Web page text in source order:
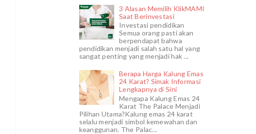
3 Alasan Memilih KlikMAMI
Saat Berinvestasi
Investasi pendidikan
Semua orang pasti akan
berpendapat bahwa
pendidikan menjadi salah satu hal yang
sangat penting yang menjadi hak ...
Berapa Harga Kalung Emas
24 Karat? Simak Informasi
Lengkapnya di Sini
Mengapa Kalung Emas 24
Karat The Palace Menjadi
Pilihan Utama?Kalung emas 24 karat
selalu menjadi simbol kemewahan dan
keanggunan. The Palac...